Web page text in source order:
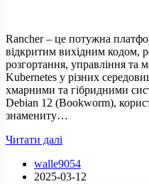
Rancher – це потужна
відкритим вихідним кодом,
розгортання, управління та
Kubernetes у різних
хмарними та гібридними
Debian 12 (Bookworm),
знамениту…
Читати далі
Rancher
на
walle9054
2025-03-12